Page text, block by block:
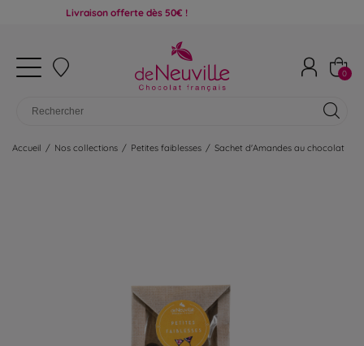
Livraison offerte dès 50€ !
0
Accueil / Nos collections / Petites faiblesses / Sachet d'Amandes au chocolat